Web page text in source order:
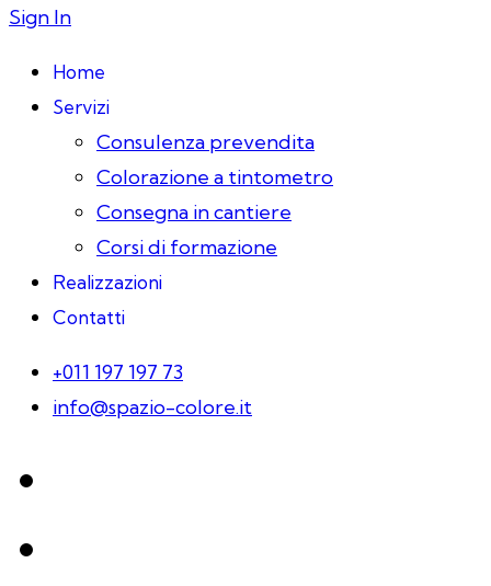
Sign In
Home
Servizi
Consulenza prevendita
Colorazione a tintometro
Consegna in cantiere
Corsi di formazione
Realizzazioni
Contatti
+011 197 197 73
info@spazio-colore.it